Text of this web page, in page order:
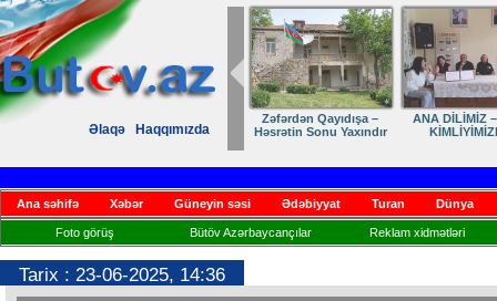
Əlaqə Haqqımızda
Zəfərdən Qayıdışa –
Həsrətin Sonu Yaxındır
ANA DİLİMİZ
Ana səhifə Xəbər Güneyin səsi Ədəbiyyat Turan Dünya
Foto görüş Bütöv Azərbaycançılar Reklam xidmətləri
Tarix : 23-06-2025, 14:36